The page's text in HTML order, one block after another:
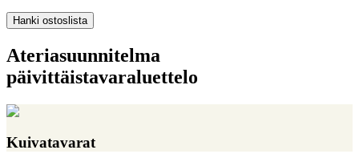
Hanki ostoslista
Ateriasuunnitelma
päivittäistavaraluettelo
Kuivatavarat